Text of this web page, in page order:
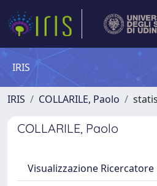
IRIS
IRIS COLLARILE, Paolo
COLLARILE, Paolo
Visualizzazione Ricercatore